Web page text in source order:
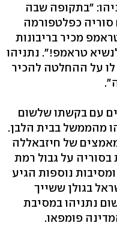
"בתקופה שבה
כפלטפורמה
מכיר בריבונות
טראמפ!". נתניהו
על ההחלטה להכיר
עם בקשתו שלשום
מהממשל בבית הלבן.
של חיזבאללה
על גבול רמת
נוספות הגיע
בגולן ששייך
נתניהו במסיבת
פומפאו.